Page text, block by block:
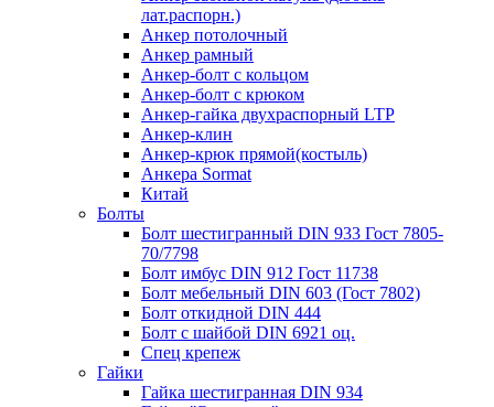
лат.распорн.)
Анкер потолочный
Анкер рамный
Анкер-болт с кольцом
Анкер-болт с крюком
Анкер-гайка двухраспорный LTP
Анкер-клин
Анкер-крюк прямой(костыль)
Анкера Sormat
Китай
Болты
Болт шестигранный DIN 933 Гост 7805-
70/7798
Болт имбус DIN 912 Гост 11738
Болт мебельный DIN 603 (Гост 7802)
Болт откидной DIN 444
Болт с шайбой DIN 6921 оц.
Спец крепеж
Гайки
Гайка шестигранная DIN 934